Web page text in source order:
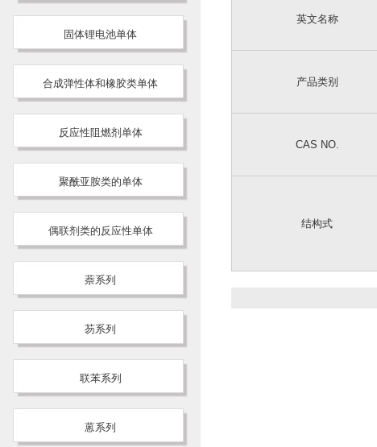
固体锂电池单体
合成弹性体和橡胶类单体
反应性阻燃剂单体
聚酰亚胺类的单体
偶联剂类的反应性单体
萘系列
芴系列
联苯系列
蒽系列
英文名称
产品类别
CAS NO.
结构式